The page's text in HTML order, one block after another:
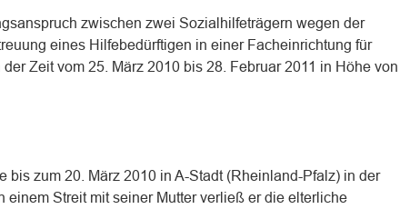
zwischen zwei Sozialhilfeträgern wegen der
eines Hilfebedürftigen in einer Facheinrichtung für
Zeit vom 25. März 2010 bis 28. Februar 2011 in Höhe von
bis zum 20. März 2010 in A-Stadt (Rheinland-Pfalz) in der
einem Streit mit seiner Mutter verließ er die elterliche